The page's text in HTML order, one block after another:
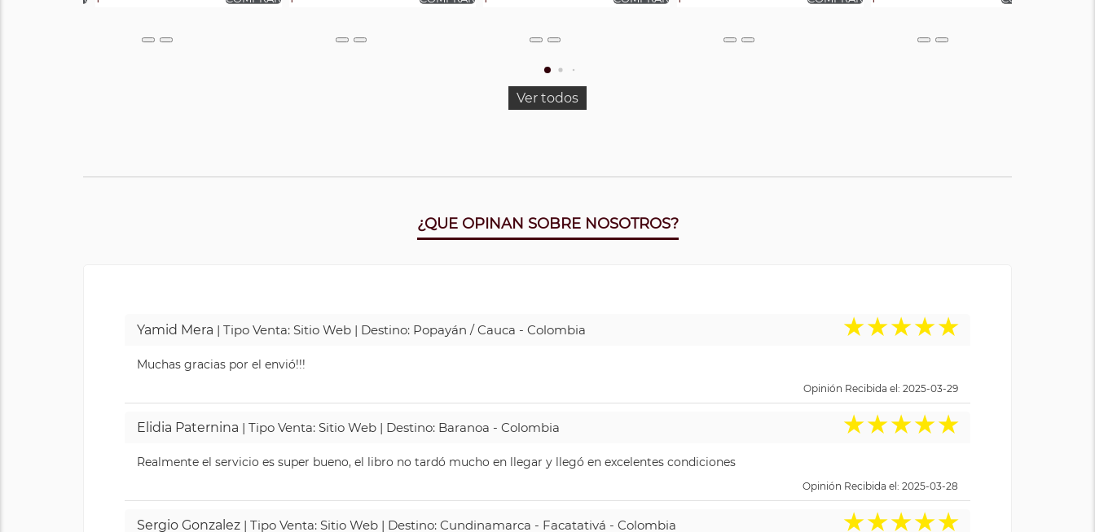
Ver todos
¿QUE OPINAN SOBRE NOSOTROS?
Yamid Mera | Tipo Venta: Sitio Web | Destino: Popayán / Cauca - Colombia ★★★★★
Muchas gracias por el envió!!!
Opinión Recibida el: 2025-03-29
Elidia Paternina | Tipo Venta: Sitio Web | Destino: Baranoa - Colombia ★★★★★
Realmente el servicio es super bueno, el libro no tardó mucho en llegar y llegó en excelentes condiciones
Opinión Recibida el: 2025-03-28
Sergio Gonzalez | Tipo Venta: Sitio Web | Destino: Cundinamarca - Facatativá - Colombia ★★★★★